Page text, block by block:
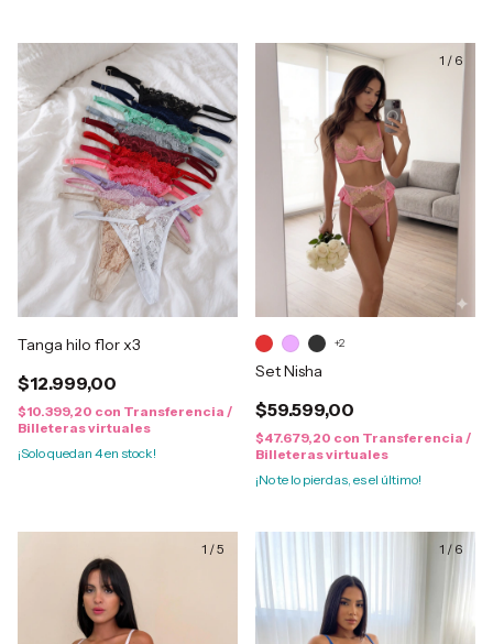
Tanga hilo flor x3
$12.999,00
$10.399,20 con Transferencia /
Billeteras virtuales
¡Solo quedan 4en stock!
1 / 6
Set Nisha
$59.599,00
$47.679,20 con Transferencia /
Billeteras virtuales
¡No te lo pierdas, es el último!
+2
1 /5 1 / 6